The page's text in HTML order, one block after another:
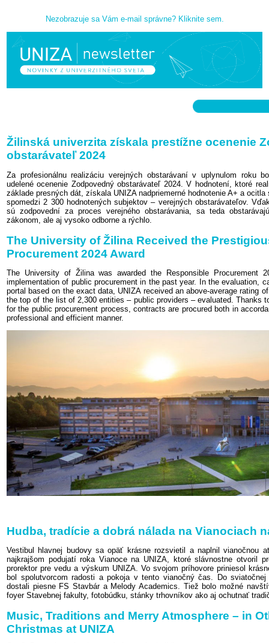
Nezobrazuje sa Vám e-mail správne? Kliknite sem.
Žilinská univerzita získala prestížne ocenenie
obstarávateľ 2024
Za profesionálnu realizáciu verejných obstarávaní v uplynulom roku
udelené ocenenie Zodpovedný obstarávateľ 2024. V hodnotení, ktoré
základe presných dát, získala UNIZA nadpriemerné hodnotenie A+ a
spomedzi 2 300 hodnotených subjektov – verejných obstarávateľov.
sú zodpovední za proces verejného obstarávania, sa teda
zákonom, ale aj vysoko odborne a rýchlo.
The University of Žilina Received the
Procurement 2024 Award
The University of Žilina was awarded the Responsible Procurement
implementation of public procurement in the past year. In the evaluation,
portal based on the exact data, UNIZA received an above-average rating
the top of the list of 2,300 entities – public providers – evaluated. Thanks
for the public procurement process, contracts are procured both in
professional and efficient manner.
Hudba, tradície a dobrá nálada na Vianociach
Vestibul hlavnej budovy sa opäť krásne rozsvietil a naplnil vianočnou
najkrajšom podujatí roka Vianoce na UNIZA, ktoré slávnostne otvoril
prorektor pre vedu a výskum UNIZA. Vo svojom príhovore priniesol
bol spolutvorcom radosti a pokoja v tento vianočný čas. Do
dostali piesne FS Stavbár a Melody Academics. Tiež bolo možné
foyer Stavebnej fakulty, fotobúdku, stánky trhovníkov ako aj ochutnať
Music, Traditions and Merry Atmosphere – in
Christmas at UNIZA